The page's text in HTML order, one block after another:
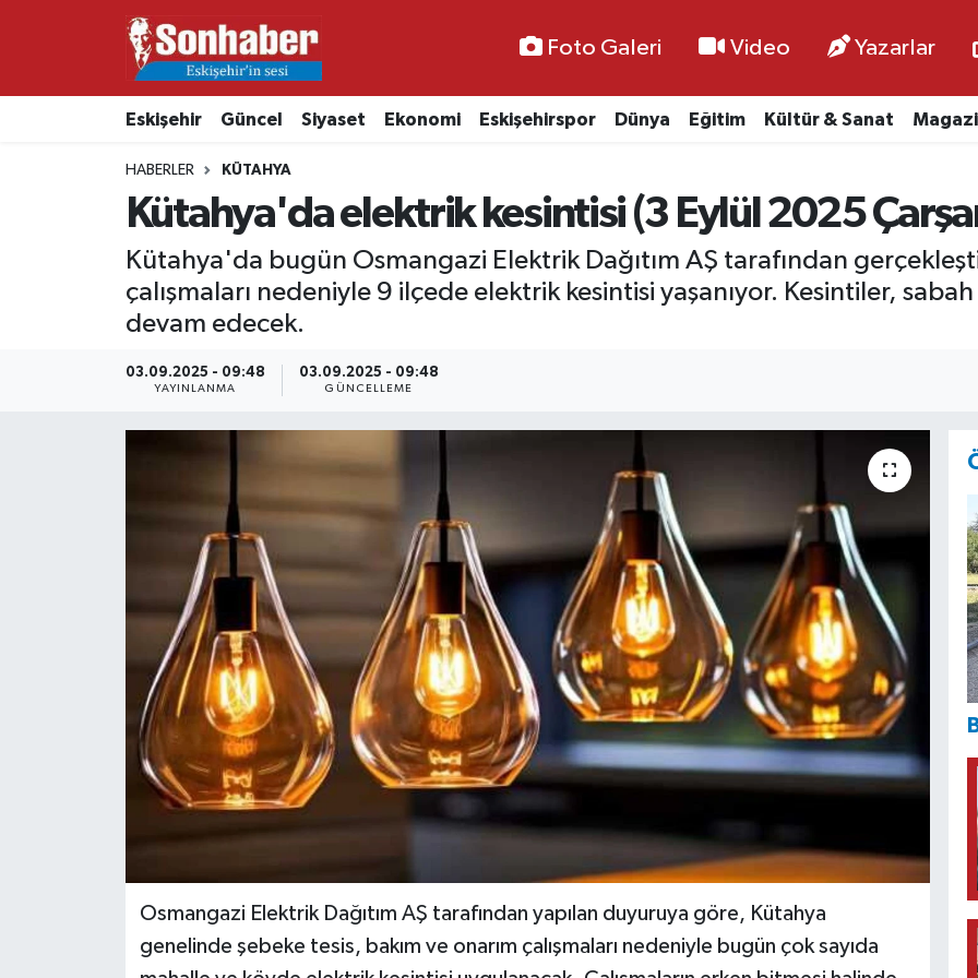
Foto Galeri Video Yazarlar
Eskişehir Güncel Siyaset Ekonomi Eskişehirspor Dünya Eğitim Kültür & Sanat
HABERLER KÜTAHYA
Kütahya'da elektrik kesintisi (3 Eylül 2025
Kütahya'da bugün Osmangazi Elektrik Dağıtım AŞ tarafından
çalışmaları nedeniyle 9 ilçede elektrik kesintisi yaşanıyor. Kesintiler,
devam edecek.
03.09.2025 - 09:48
YAYINLANMA
03.09.2025 - 09:48
GÜNCELLEME
Osmangazi Elektrik Dağıtım AŞ tarafından yapılan duyuruya göre, Kütahya
genelinde şebeke tesis, bakım ve onarım çalışmaları nedeniyle bugün çok sayıda
Ekonomi
Kültür & Sanat
Nöbetçi Eczaneler
Namaz Vakitleri
Trafik Durumu
Süper Lig Puan Durumu ve Fikstür